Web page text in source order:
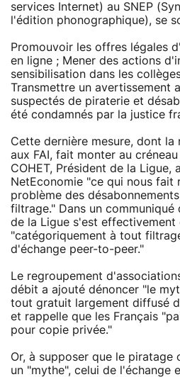
services Internet) au SNEP
l'édition phonographique), se
Promouvoir les offres légales
en ligne ; Mener des actions
sensibilisation dans les
Transmettre un avertissement
suspectés de piraterie et
été condamnés par la justice
Cette dernière mesure, dont la
aux FAI, fait monter au
COHET, Président de la Ligue,
NetEconomie "ce qui nous fait
problème des
filtrage." Dans un communiqué
de la Ligue s'est effectivement
"catégoriquement à tout
d'échange peer-to-peer."
Le regroupement
débit a ajouté dénoncer "le
tout gratuit largement diffusé
et rappelle que les Français
pour copie privée."
Or, à supposer que le piratage
un "mythe", celui de l'échange